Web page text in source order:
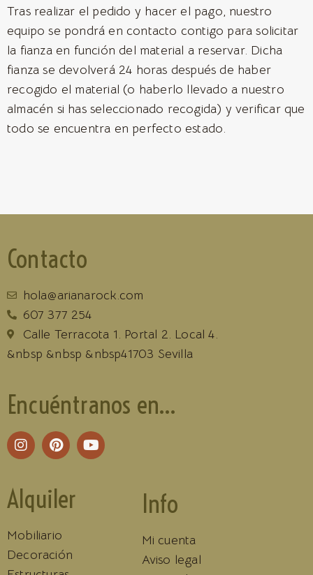
Tras realizar el pedido y hacer el pago, nuestro
equipo se pondrá en contacto contigo para solicitar
la fianza en función del material a reservar. Dicha
fianza se devolverá 24 horas después de haber
recogido el material (o haberlo llevado a nuestro
almacén si has seleccionado recogida) y verificar que
todo se encuentra en perfecto estado.
Contacto
hola@arianarock.com
607 377 254
Calle Terracota 1. Portal 2. Local 4.
&nbsp &nbsp &nbsp41703 Sevilla
Encuéntranos en...
Alquiler
Mobiliario
Decoración
Info
Mi cuenta
Aviso legal